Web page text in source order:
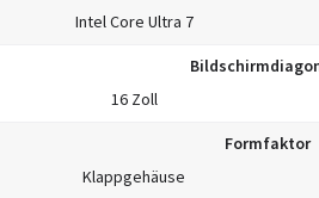
Intel Core Ultra 7
16 Zoll
Formfaktor
Klappgehäuse